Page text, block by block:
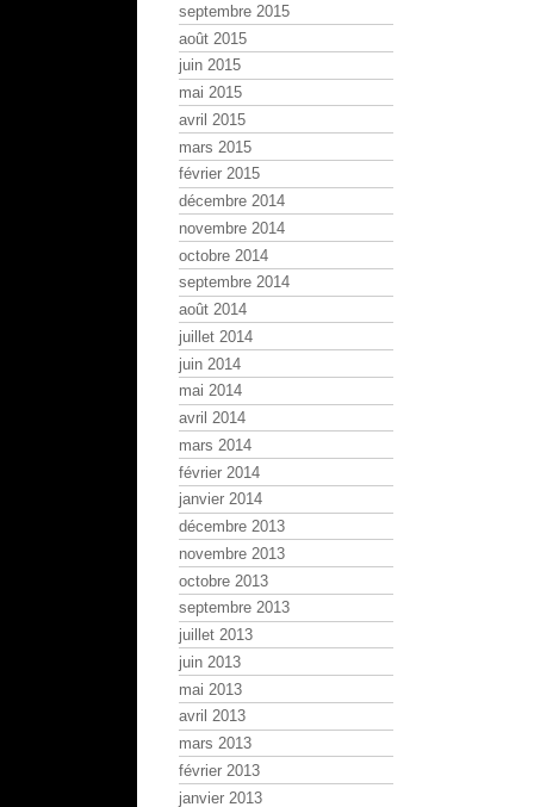
septembre 2015
août 2015
juin 2015
mai 2015
avril 2015
mars 2015
février 2015
décembre 2014
novembre 2014
octobre 2014
septembre 2014
août 2014
juillet 2014
juin 2014
mai 2014
avril 2014
mars 2014
février 2014
janvier 2014
décembre 2013
novembre 2013
octobre 2013
septembre 2013
juillet 2013
juin 2013
mai 2013
avril 2013
mars 2013
février 2013
janvier 2013